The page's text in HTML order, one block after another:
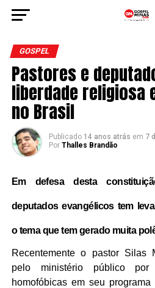
GOSPEL
Pastores e
liberdade religiosa
no Brasil
Publicado 14 anos atrás em 7
Por Thalles Brandão
Em defesa desta
deputados evangélicos tem
o tema que tem gerado muita
Recentemente o pastor Silas
pelo ministério público por
homofóbicas em seu